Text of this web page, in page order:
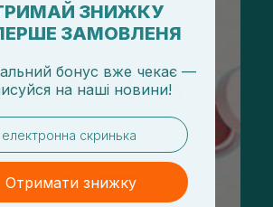
ЗНИЖКУ
ЗАМОВЛЕНЯ
бонус вже чекає —
на наші новини!
Отримати знижку